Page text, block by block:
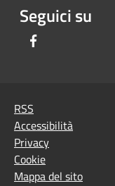
Seguici su
RSS
Accessibilità
Privacy
Cookie
Mappa del sito